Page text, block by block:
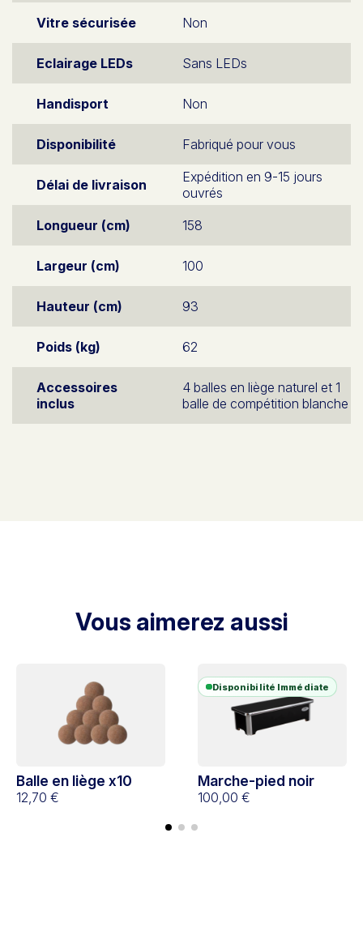
Vitre sécurisée Non
Eclairage LEDs Sans LEDs
Handisport Non
Disponibilité Fabriqué pour vous
Délai de livraison
Expédition en 9-15 jours
ouvrés
Longueur (cm)
158
Largeur (cm) 100
Hauteur (cm) 93
Poids (kg) 62
Accessoires
inclus
4 balles en liège naturel et 1
balle de compétition blanche
Vous aimerez aussi
Balle en liège x10
12,70 €
Disponibilité Immédiate
Marche-pied noir
100,00 €